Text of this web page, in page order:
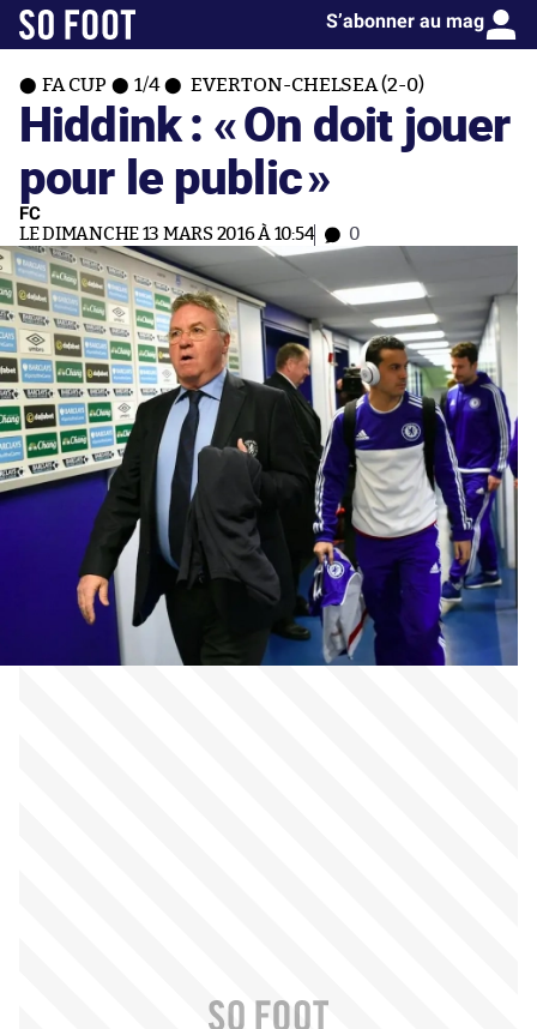
S’abonner au mag
FA CUP 1/4 EVERTON-CHELSEA (2-0)
Hiddink : «On doit jouer
pour le public»
FC
LE DIMANCHE 13 MARS 2016 À 10:54 0